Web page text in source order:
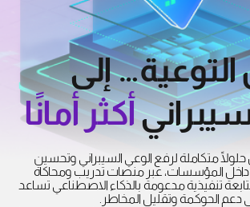
إلى
أكثر أمانًا
متكاملة لرفع الوعي السيبراني وتحسين
المؤسسات، عبر منصات تدريب ومحاكاة
تنفيذية مدعومة بالذكاء الاصطناعي تساعد
دعم الحوكمة وتقليل المخاطر.